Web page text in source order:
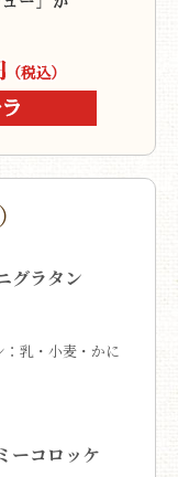
グラタン
：乳・小麦・かに
ーコロッケ